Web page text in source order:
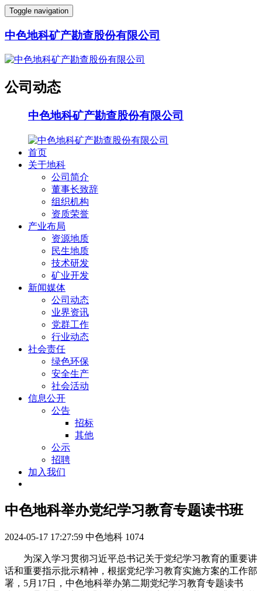
Toggle navigation
中色地科矿产勘查股份有限公司
公司动态
中色地科矿产勘查股份有限公司
首页
关于地科
公司简介
董事长致辞
组织机构
资质荣誉
产业布局
资源地质
民生地质
技术研发
矿业开发
新闻媒体
公司动态
业界资讯
党群工作
行业动态
社会责任
绿色环保
安全生产
社会活动
信息公开
公告
招标
其他
公示
招聘
加入我们
中色地科举办党纪学习教育专题读书班
2024-05-17 17:27:59 中色地科 1074
为深入学习贯彻习近平总书记关于党纪学习教育的重要讲
话和重要指示批示精神，根据党纪学习教育实施方案的工作部
署，5月17日，中色地科举办第二期党纪学习教育专题读书